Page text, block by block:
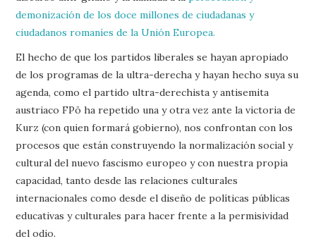
demonización de los doce millones de ciudadanas y
ciudadanos romaníes de la Unión Europea.
El hecho de que los partidos liberales se hayan apropiado
de los programas de la ultra-derecha y hayan hecho suya su
agenda, como el partido ultra-derechista y antisemita
austriaco FPö ha repetido una y otra vez ante la victoria de
Kurz (con quien formará gobierno), nos confrontan con los
procesos que están construyendo la normalización social y
cultural del nuevo fascismo europeo y con nuestra propia
capacidad, tanto desde las relaciones culturales
internacionales como desde el diseño de políticas públicas
educativas y culturales para hacer frente a la permisividad
del odio.